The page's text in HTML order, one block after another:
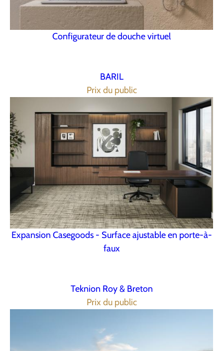
Configurateur de douche virtuel
BARIL
Prix du public
Expansion Casegoods - Surface ajustable en porte-à-
faux
Teknion Roy & Breton
Prix du public